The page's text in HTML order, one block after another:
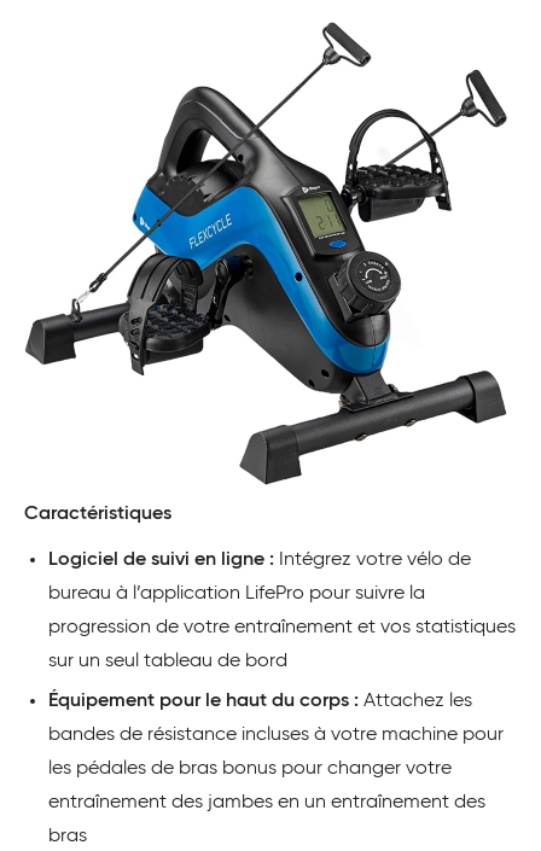
Caractéristiques
Logiciel de suivi en ligne : Intégrez votre vélo de
bureau à l’application LifePro pour suivre la
progression de votre entraînement et vos statistiques
sur un seul tableau de bord
Équipement pour le haut du corps : Attachez les
bandes de résistance incluses à votre machine pour
les pédales de bras bonus pour changer votre
entraînement des jambes en un entraînement des
bras